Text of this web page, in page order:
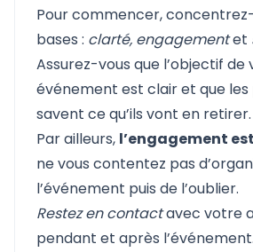
Pour commencer,
bases : clarté, engagementet
Assurez-vous que l’objectif de
événement est clair et que
savent ce qu’ils vont en retirer.
Par ailleurs, l’engagement
ne vous contentez pas
l’événement puis de l’oublier.
Restez en contactavec votre
pendant et après l’événement.